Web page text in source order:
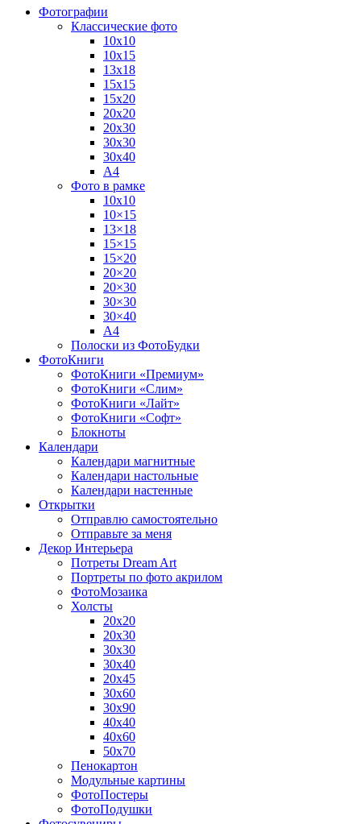
Фотографии
Классические фото
10х10
10х15
13х18
15х15
15х20
20х20
20х30
30х30
30х40
А4
Фото в рамке
10х10
10×15
13×18
15×15
15×20
20×20
20×30
30×30
30×40
A4
Полоски из ФотоБудки
ФотоКниги
ФотоКниги «Премиум»
ФотоКниги «Слим»
ФотоКниги «Лайт»
ФотоКниги «Софт»
Блокноты
Календари
Календари магнитные
Календари настольные
Календари настенные
Открытки
Отправлю самостоятельно
Отправьте за меня
Декор Интерьера
Потреты Dream Art
Портреты по фото акрилом
ФотоМозаика
Холсты
20х20
20х30
30х30
30х40
20х45
30х60
30х90
40х40
40х60
50х70
Пенокартон
Модульные картины
ФотоПостеры
ФотоПодушки